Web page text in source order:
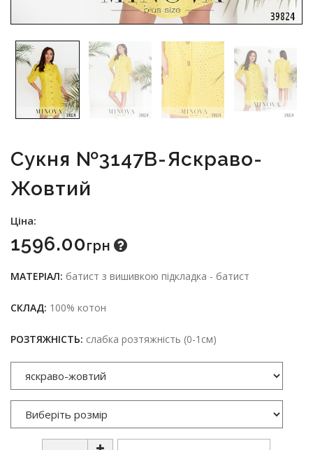
Cукня №3147B-Яскраво-
Жовтий
Ціна:
1596.00Грн
МАТЕРІАЛ: батист з вишивкою підкладка - батист
СКЛАД: 100% котон
РОЗТЯЖНІСТЬ: слабка розтяжність (0-1см)